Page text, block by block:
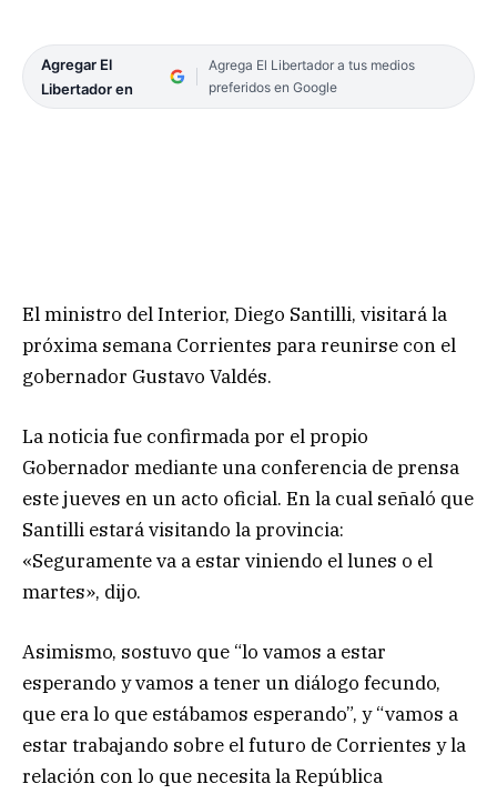
Agregar El
Libertador en
Agrega El Libertador a tus medios
preferidos en Google
El ministro del Interior, Diego Santilli, visitará la
próxima semana Corrientes para reunirse con el
gobernador Gustavo Valdés.
La noticia fue confirmada por el propio
Gobernador mediante una conferencia de prensa
este jueves en un acto oficial. En la cual señaló que
Santilli estará visitando la provincia:
«Seguramente va a estar viniendo el lunes o el
martes», dijo.
Asimismo, sostuvo que “lo vamos a estar
esperando y vamos a tener un diálogo fecundo,
que era lo que estábamos esperando”, y “vamos a
estar trabajando sobre el futuro de Corrientes y la
relación con lo que necesita la República